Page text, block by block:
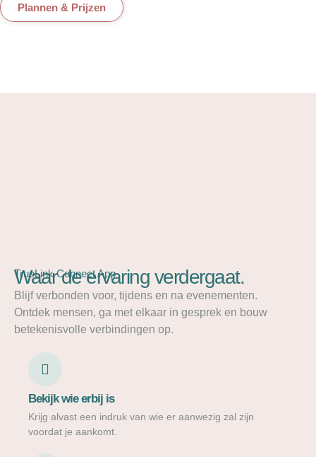
Plannen & Prijzen
TrueLink Connect App
Waar de ervaring verdergaat.
Blijf verbonden voor, tijdens en na evenementen.
Ontdek mensen, ga met elkaar in gesprek en bouw
betekenisvolle verbindingen op.
Bekijk wie erbij is
Krijg alvast een indruk van wie er aanwezig zal zijn
voordat je aankomt.